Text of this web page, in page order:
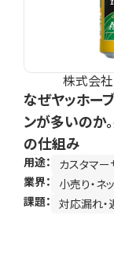
株式会
なぜヤッホー
ンが多いのか
の仕組み
用途：
カスタマー
業界：
小売り・ネ
課題： 対応漏れ・